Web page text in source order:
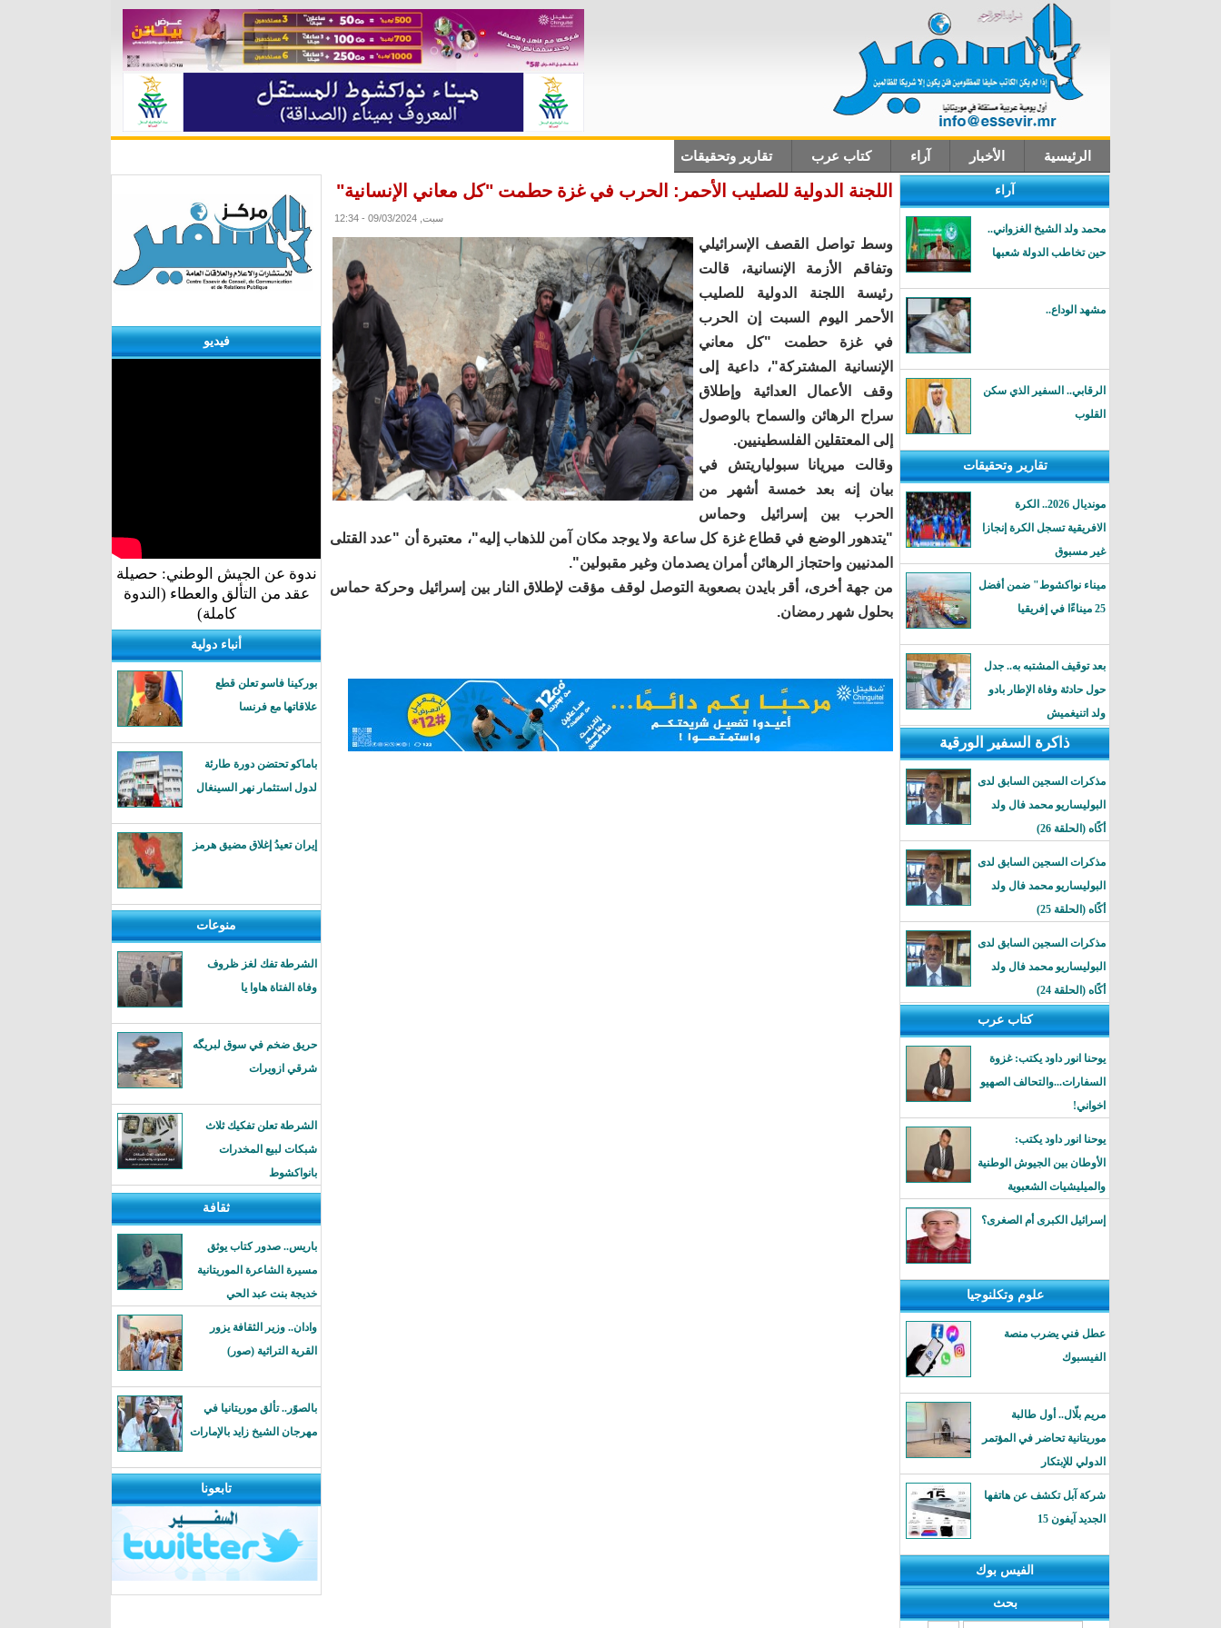
الرئيسية الأخبار آراء كتاب عرب تقارير وتحقيقات
آراء
محمد ولد الشيخ الغزواني..
حين تخاطب الدولة شعبها
مشهد الوداع..
الرقابي.. السفير الذي سكن
القلوب
تقارير وتحقيقات
مونديال 2026.. الكرة
الافريقية تسجل الكرة إنجازا
غير مسبوق
ميناء نواكشوط" ضمن أفضل
25 ميناءًا في إفريقيا
بعد توقيف المشتبه به.. جدل
حول حادثة وفاة الإطار بادو
ولد اتنيغميش
ذاكرة السفير الورقية
مذكرات السجين السابق لدى
البوليساريو محمد فال ولد
أكًاه (الحلقة 26)
مذكرات السجين السابق لدى
البوليساريو محمد فال ولد
أكًاه (الحلقة 25)
مذكرات السجين السابق لدى
البوليساريو محمد فال ولد
أكًاه (الحلقة 24)
كتاب عرب
يوحنا انور داود يكتب: غزوة
السفارات...والتحالف الصهيو
اخواني!
يوحنا انور داود يكتب:
الأوطان بين الجيوش الوطنية
والميليشيات الشعبوية
إسرائيل الكبرى أم الصغرى؟
علوم وتكلنوجيا
عطل فني يضرب منصة
الفيسبوك
مريم بلّال.. أول طالبة
موريتانية تحاضر في المؤتمر
الدولي للإبتكار
شركة آبل تكشف عن هاتفها
الجديد آيفون 15
الفيس بوك
بحث
اللجنة الدولية للصليب الأحمر: الحرب في غزة حطمت "كل معاني الإنسانية"
سبت, 09/03/2024 - 12:34
وسط تواصل القصف الإسرائيلي
وتفاقم الأزمة الإنسانية، قالت
رئيسة اللجنة الدولية للصليب
الأحمر اليوم السبت إن الحرب
في غزة حطمت "كل معاني
الإنسانية المشتركة"، داعية إلى
وقف الأعمال العدائية وإطلاق
سراح الرهائن والسماح بالوصول
إلى المعتقلين الفلسطينيين.
وقالت ميريانا سبولياريتش في
بيان إنه بعد خمسة أشهر من
الحرب بين إسرائيل وحماس
"يتدهور الوضع في قطاع غزة كل ساعة ولا يوجد مكان آمن للذهاب إليه"، معتبرة أن "عدد القتلى
المدنيين واحتجاز الرهائن أمران يصدمان وغير مقبولين".
من جهة أخرى، أقر بايدن بصعوبة التوصل لوقف مؤقت لإطلاق النار بين إسرائيل وحركة حماس
بحلول شهر رمضان.
فيديو
ندوة عن الجيش الوطني: حصيلة
عقد من التألق والعطاء (الندوة
كاملة)
أنباء دولية
بوركينا فاسو تعلن قطع
علاقاتها مع فرنسا
باماكو تحتضن دورة طارئة
لدول استثمار نهر السينغال
إيران تعيدُ إغلاق مضيق هرمز
منوعات
الشرطة تفك لغز ظروف
وفاة الفتاة هاوا يا
حريق ضخم في سوق لبريگه
شرقي ازويرات
الشرطة تعلن تفكيك ثلاث
شبكات لبيع المخدرات
بانواكشوط
ثقافة
باريس.. صدور كتاب يوثق
مسيرة الشاعرة الموريتانية
خديجة بنت عبد الحي
وادان.. وزير الثقافة يزور
القرية التراثية (صور)
بالصوًر.. تألق موريتانيا في
مهرجان الشيخ زايد بالإمارات
تابعونا